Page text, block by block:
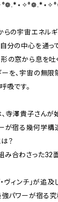
らの宇宙エネル
分の中心を通っ
の窓から息を吐
を、宇宙の無限
吸です。
寺澤貴子さんが
が宿る幾何学構
？
合わさった32
ヴィンチ」が追
強パワーが宿る究